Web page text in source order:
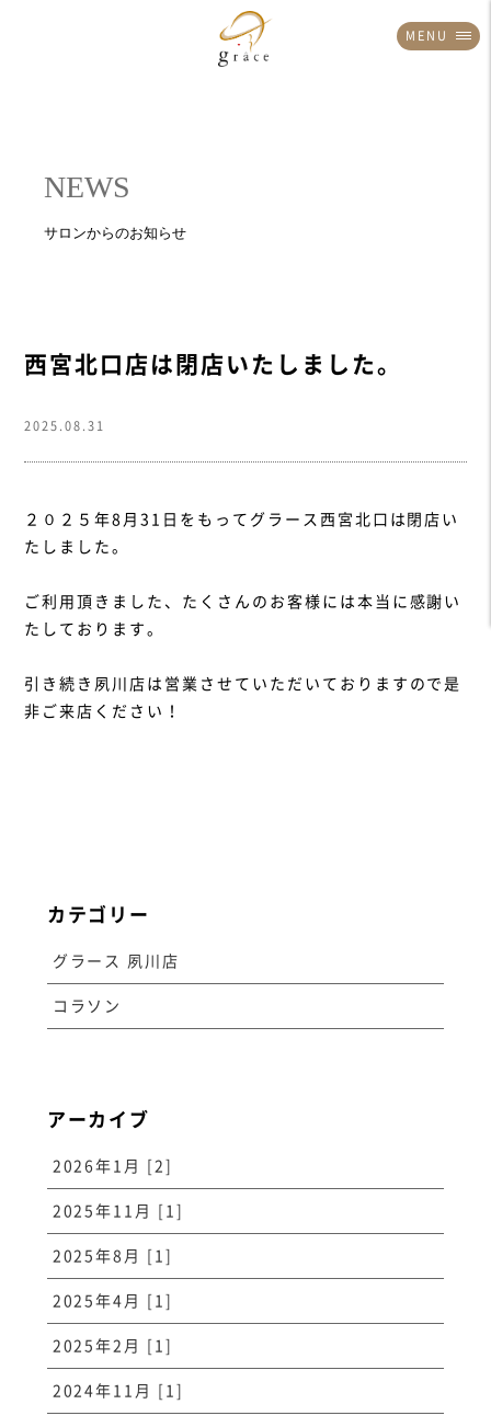
MENU
西宮北口店は閉店いたしました。
2025.08.31
２０２５年8月31日をもってグラース西宮北口は閉店い
たしました。
ご利用頂きました、たくさんのお客様には本当に感謝い
たしております。
引き続き夙川店は営業させていただいておりますので是
非ご来店ください！
カテゴリー
グラース 夙川店
コラソン
アーカイブ
2026年1月 [2]
2025年11月 [1]
2025年8月 [1]
2025年4月 [1]
2025年2月 [1]
2024年11月 [1]